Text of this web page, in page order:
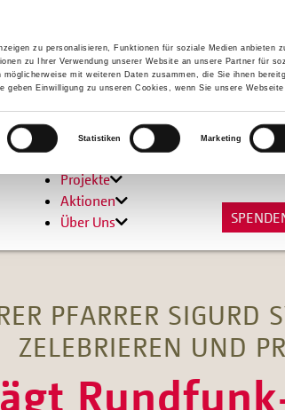
zu personalisieren, Funktionen für soziale Medien anbieten
zu Ihrer Verwendung unserer Website an unsere Partner für
mit weiteren Daten zusammen, die Sie ihnen
geben Einwilligung zu unseren Cookies, wenn Sie unsere
Statistiken Marketing
Hilfen
Projekte
Aktionen
Über Uns
PFARRER SIGURD
ZELEBRIEREN UND